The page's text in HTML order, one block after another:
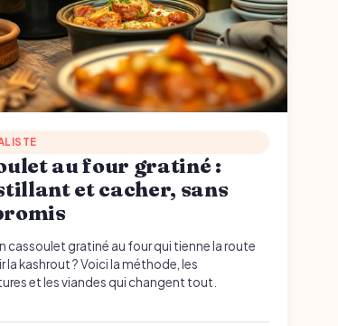
au four gratiné :
et cacher, sans
cassoulet gratiné au four qui tienne la route
la kashrout ? Voici la méthode, les
et les viandes qui changent tout.